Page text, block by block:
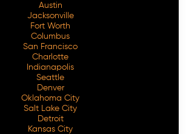
Austin
Jacksonville
Fort Worth
Columbus
San Francisco
Charlotte
Indianapolis
Seattle
Denver
Oklahoma City
Salt Lake City
Detroit
Kansas City